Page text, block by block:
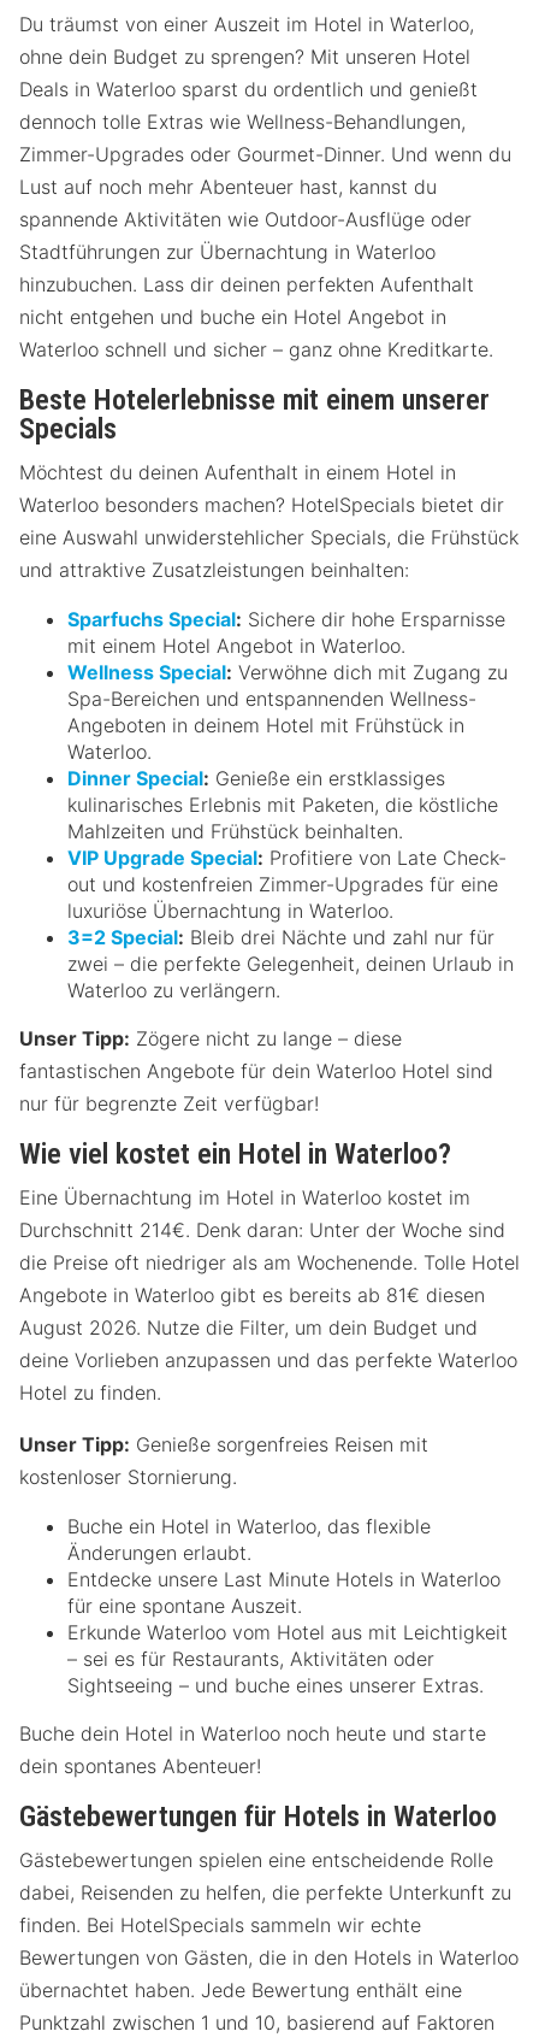
Du träumst von einer Auszeit im Hotel in Waterloo,
ohne dein Budget zu sprengen? Mit unseren Hotel
Deals in Waterloo sparst du ordentlich und genießt
dennoch tolle Extras wie Wellness-Behandlungen,
Zimmer-Upgrades oder Gourmet-Dinner. Und wenn du
Lust auf noch mehr Abenteuer hast, kannst du
spannende Aktivitäten wie Outdoor-Ausflüge oder
Stadtführungen zur Übernachtung in Waterloo
hinzubuchen. Lass dir deinen perfekten Aufenthalt
nicht entgehen und buche ein Hotel Angebot in
Waterloo schnell und sicher – ganz ohne Kreditkarte.
Beste Hotelerlebnisse mit einem unserer
Specials
Möchtest du deinen Aufenthalt in einem Hotel in
Waterloo besonders machen? HotelSpecials bietet dir
eine Auswahl unwiderstehlicher Specials, die Frühstück
und attraktive Zusatzleistungen beinhalten:
Sparfuchs Special: Sichere dir hohe Ersparnisse
mit einem Hotel Angebot in Waterloo.
Wellness Special: Verwöhne dich mit Zugang zu
Spa-Bereichen und entspannenden Wellness-
Angeboten in deinem Hotel mit Frühstück in
Waterloo.
Dinner Special: Genieße ein erstklassiges
kulinarisches Erlebnis mit Paketen, die köstliche
Mahlzeiten und Frühstück beinhalten.
VIP Upgrade Special: Profitiere von Late Check-
out und kostenfreien Zimmer-Upgrades für eine
luxuriöse Übernachtung in Waterloo.
3=2 Special: Bleib drei Nächte und zahl nur für
zwei – die perfekte Gelegenheit, deinen Urlaub in
Waterloo zu verlängern.
Unser Tipp: Zögere nicht zu lange – diese
fantastischen Angebote für dein Waterloo Hotel sind
nur für begrenzte Zeit verfügbar!
Wie viel kostet ein Hotel in Waterloo?
Eine Übernachtung im Hotel in Waterloo kostet im
Durchschnitt 214€. Denk daran: Unter der Woche sind
die Preise oft niedriger als am Wochenende. Tolle Hotel
Angebote in Waterloo gibt es bereits ab 81€ diesen
August 2026. Nutze die Filter, um dein Budget und
deine Vorlieben anzupassen und das perfekte Waterloo
Hotel zu finden.
Unser Tipp: Genieße sorgenfreies Reisen mit
kostenloser Stornierung.
Buche ein Hotel in Waterloo, das flexible
Änderungen erlaubt.
Entdecke unsere Last Minute Hotels in Waterloo
für eine spontane Auszeit.
Erkunde Waterloo vom Hotel aus mit Leichtigkeit
– sei es für Restaurants, Aktivitäten oder
Sightseeing – und buche eines unserer Extras.
Buche dein Hotel in Waterloo noch heute und starte
dein spontanes Abenteuer!
Gästebewertungen für Hotels in Waterloo
Gästebewertungen spielen eine entscheidende Rolle
dabei, Reisenden zu helfen, die perfekte Unterkunft zu
finden. Bei HotelSpecials sammeln wir echte
Bewertungen von Gästen, die in den Hotels in Waterloo
übernachtet haben. Jede Bewertung enthält eine
Punktzahl zwischen 1 und 10, basierend auf Faktoren